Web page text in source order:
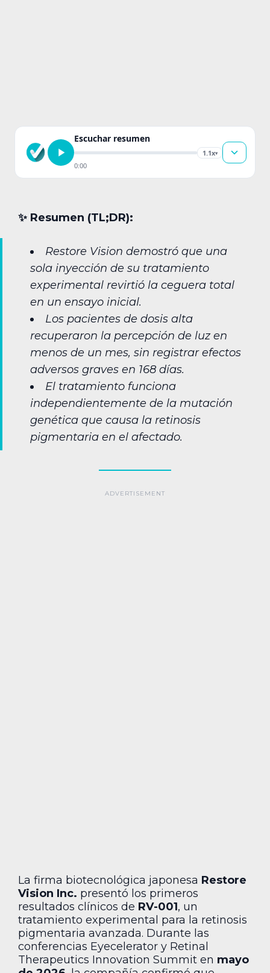
Escuchar resumen
1.1x▾
0:00
✨︎ Resumen (TL;DR):
Restore Vision demostró que una
sola inyección de su tratamiento
experimental revirtió la ceguera total
en un ensayo inicial.
Los pacientes de dosis alta
recuperaron la percepción de luz en
menos de un mes, sin registrar efectos
adversos graves en 168 días.
El tratamiento funciona
independientemente de la mutación
genética que causa la retinosis
pigmentaria en el afectado.
La firma biotecnológica japonesa Restore
Vision Inc. presentó los primeros
resultados clínicos de RV-001, un
tratamiento experimental para la retinosis
pigmentaria avanzada. Durante las
conferencias Eyecelerator y Retinal
Therapeutics Innovation Summit en mayo